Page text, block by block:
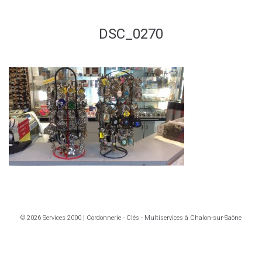
DSC_0270
© 2026 Services 2000 | Cordonnerie - Clés - Multiservices à Chalon-sur-Saône